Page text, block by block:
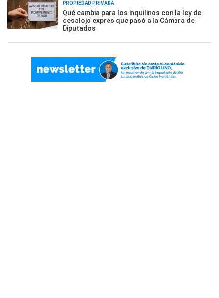
PROPIEDAD PRIVADA
Qué cambia para los inquilinos con la ley de
desalojo exprés que pasó a la Cámara de
Diputados